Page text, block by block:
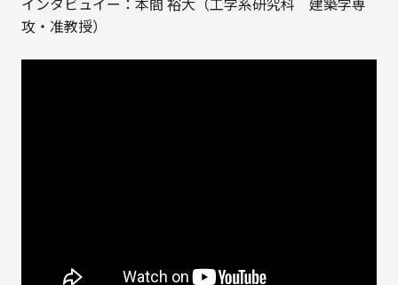
インタビュイー：本間 裕大（工学系研究科 建築学専
攻・准教授）